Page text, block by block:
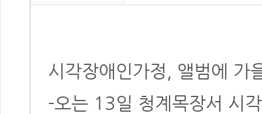
시각장애인가정, 앨범에 가
-오는 13일 청계목장서 시